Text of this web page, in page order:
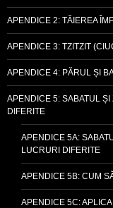
APENDICE 2: TĂIEREA
APENDICE 3: TZITZIT
APENDICE 4: PĂRUL ȘI
APENDICE 5: SABATUL
DIFERITE
APENDICE 5A:
LUCRURI DIFERITE
APENDICE 5B: CUM
APENDICE 5C: